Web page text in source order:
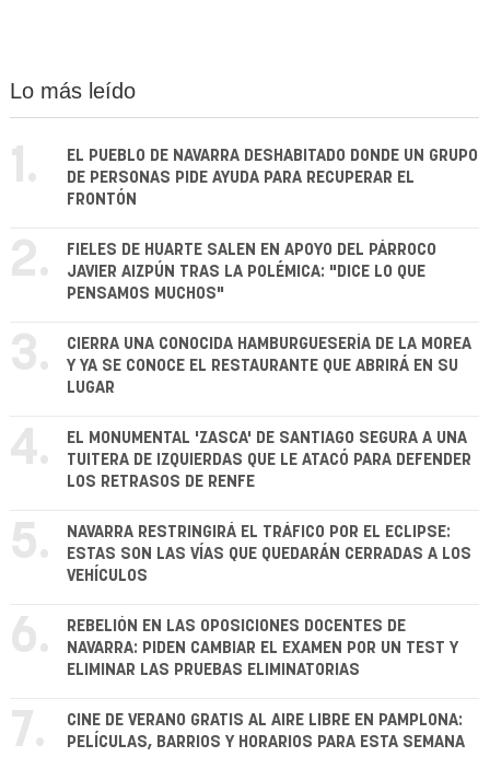
Lo más leído
1.
EL PUEBLO DE NAVARRA DESHABITADO DONDE UN GRUPO
DE PERSONAS PIDE AYUDA PARA RECUPERAR EL
FRONTÓN
2.
FIELES DE HUARTE SALEN EN APOYO DEL PÁRROCO
JAVIER AIZPÚN TRAS LA POLÉMICA: "DICE LO QUE
PENSAMOS MUCHOS"
3.
CIERRA UNA CONOCIDA HAMBURGUESERÍA DE LA MOREA
Y YA SE CONOCE EL RESTAURANTE QUE ABRIRÁ EN SU
LUGAR
4.
EL MONUMENTAL 'ZASCA' DE SANTIAGO SEGURA A UNA
TUITERA DE IZQUIERDAS QUE LE ATACÓ PARA DEFENDER
LOS RETRASOS DE RENFE
5.
NAVARRA RESTRINGIRÁ EL TRÁFICO POR EL ECLIPSE:
ESTAS SON LAS VÍAS QUE QUEDARÁN CERRADAS A LOS
VEHÍCULOS
6.
REBELIÓN EN LAS OPOSICIONES DOCENTES DE
NAVARRA: PIDEN CAMBIAR EL EXAMEN POR UN TEST Y
ELIMINAR LAS PRUEBAS ELIMINATORIAS
7.
CINE DE VERANO GRATIS AL AIRE LIBRE EN PAMPLONA:
PELÍCULAS, BARRIOS Y HORARIOS PARA ESTA SEMANA